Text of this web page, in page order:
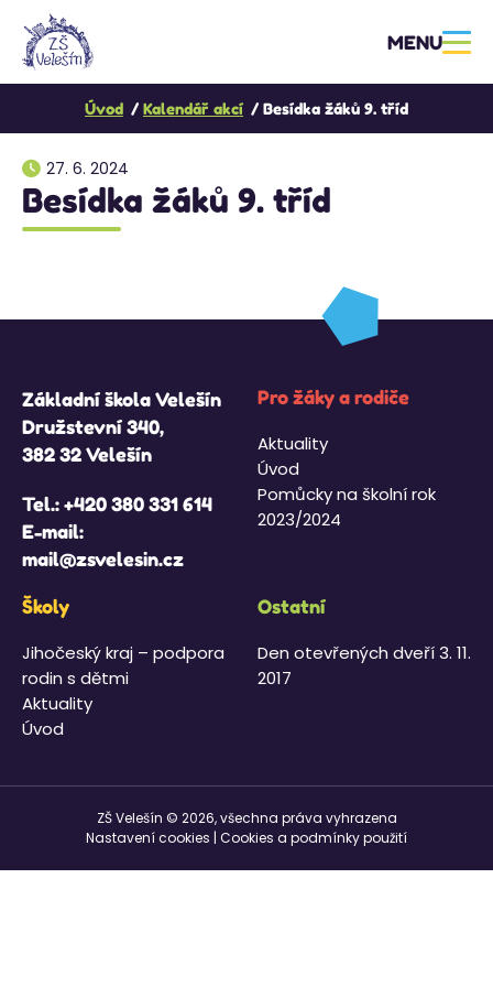
MENU
Úvod Kalendář akcí Besídka žáků 9. tříd
27. 6. 2024
Besídka žáků 9. tříd
Základní škola Velešín
Družstevní 340,
382 32 Velešín
Tel.:+420 380 331 614
E-mail:
mail@zsvelesin.cz
Pro žáky a rodiče
Aktuality
Úvod
Pomůcky na školní rok
2023/2024
Školy
Jihočeský kraj – podpora
rodin s dětmi
Aktuality
Úvod
Ostatní
Den otevřených dveří 3. 11.
2017
ZŠ Velešín © 2026, všechna práva vyhrazena
Nastavení cookies Cookies a podmínky použití